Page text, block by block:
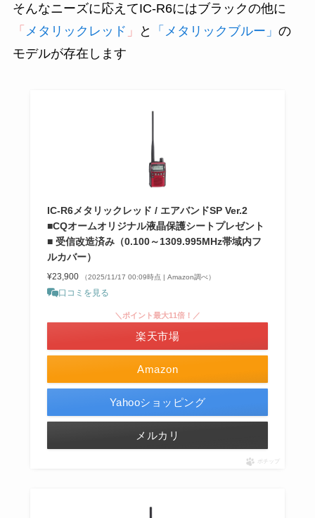
そんなニーズに応えてIC-R6にはブラックの他に
「 メタリックレッド 」 と 「メタリックブルー」 の
モデルが存在します
IC-R6メタリックレッド / エアバンドSP Ver.2
■CQオームオリジナル液晶保護シートプレゼント
■ 受信改造済み（0.100～1309.995MHz帯域内フ
ルカバー）
¥23,900 （2025/11/17 00:09時点 | Amazon調べ）
口コミを見る
Amazon
＼ポイント最大11倍！／
楽天市場
Yahooショッピング
メルカリ
ポチップ